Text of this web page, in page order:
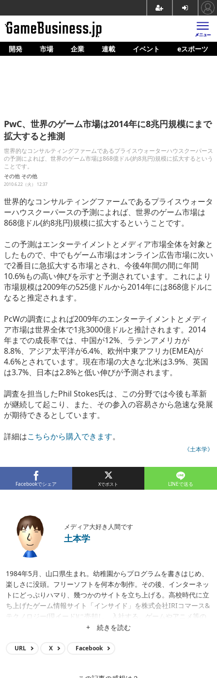
ホーム
企業動向
人材育成
産業政策
連載
イベント/セミナー
eスポーツ
開発 市場 企業 連載 イベント eスポーツ
PwC、世界のゲーム市場は2014年に8兆円規模にまで
拡大すると推測
世界的なコンサルティングファームであるプライスウォーターハウスクーパース
の予測によれば、世界のゲーム市場は868億ドル(約8兆円)規模に拡大するという
ことです。
その他 その他
2010.6.22（火） 12:37
世界的なコンサルティングファームであるプライスウォータ
ーハウスクーパースの予測によれば、世界のゲーム市場は
868億ドル(約8兆円)規模に拡大するということです。
この予測はエンターテイメントとメディア市場全体を対象と
したもので、中でもゲーム市場はオンライン広告市場に次い
で2番目に急拡大する市場とされ、今後4年間の間に年間
10.6%もの高い伸びを示すと予測されています。これにより
市場規模は2009年の525億ドルから2014年には868億ドルに
なると推定されます。
PcWの調査によれば2009年のエンターテイメントとメディ
ア市場は世界全体で1兆3000億ドルと推計されます。2014
年までの成長率では、中国が12%、ラテンアメリカが
8.8%、アジア太平洋が6.4%、欧州中東アフリカ(EMEA)が
4.6%とされています。現在市場の大きな北米は3.9%、英国
は3.7%、日本は2.8%と低い伸びが予測されます。
調査を担当したPhil Stokes氏は、この分野では今後も革新
が継続して起こり、また、その参入の容易さから急速な発展
が期待できるとしています。
詳細はこちらから購入できます。
《土本学》
Facebookでシェア LINEで送る
メディア大好き人間です
土本学
1984年5月、山口県生まれ。幼稚園からプログラムを書きはじめ、
楽しさに没頭。フリーソフトを何本か制作。その後、インターネッ
トにどっぷりハマり、幾つかのサイトを立ち上げる。高校時代に立
ち上げたゲーム情報サイト「インサイド」を株式会社IRIコマース&
テクノロジー(現イード)に売却し、入社する。ゲームやアニメ等の
メディア運営、クロスワードアプリ開発、サイト立ち上げ、サイト
+ 続きを読む
URL X Facebook